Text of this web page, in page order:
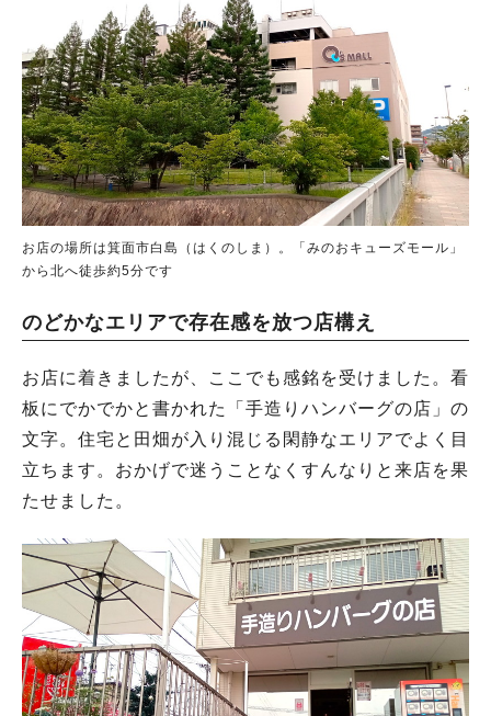
お店の場所は箕面市白島（はくのしま）。「みのおキューズモール」
から北へ徒歩約5分です
のどかなエリアで存在感を放つ店構え
お店に着きましたが、ここでも感銘を受けました。看
板にでかでかと書かれた「手造りハンバーグの店」の
文字。住宅と田畑が入り混じる閑静なエリアでよく目
立ちます。おかげで迷うことなくすんなりと来店を果
たせました。